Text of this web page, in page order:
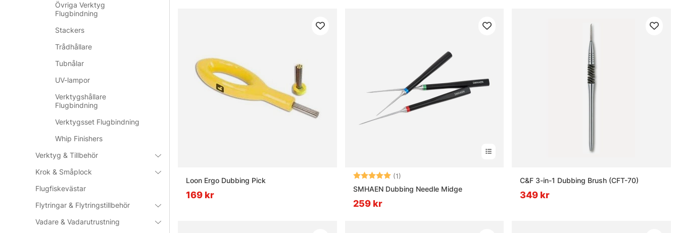
Övriga Verktyg
Flugbindning
Stackers
Trådhållare
Tubnålar
UV-lampor
Verktygshållare
Flugbindning
Verktygsset Flugbindning
Whip Finishers
Verktyg & Tillbehör
Krok & Småplock
Flugfiskevästar
Flytringar & Flytringstillbehör
Vadare & Vadarutrustning
Loon Ergo Dubbing Pick
169 kr
Betyg: (1)
SMHAEN Dubbing Needle Midge
259 kr
C&F 3-in-1 Dubbing Brush (CFT-70)
349 kr